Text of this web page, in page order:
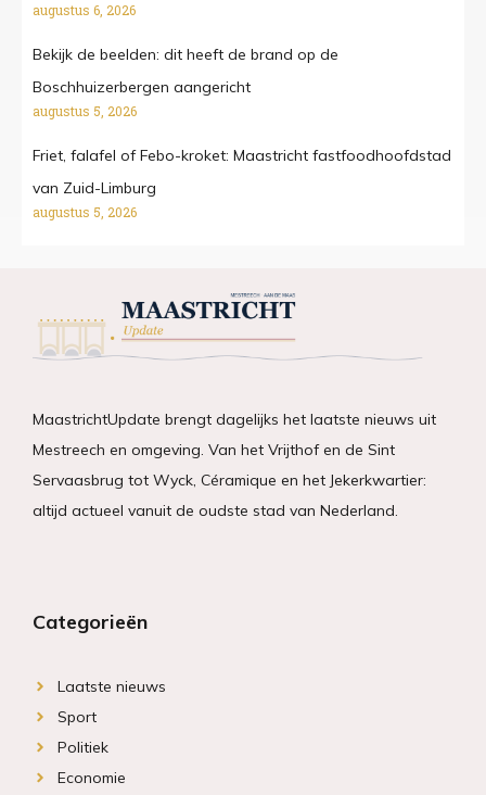
augustus 6, 2026
Bekijk de beelden: dit heeft de brand op de
Boschhuizerbergen aangericht
augustus 5, 2026
Friet, falafel of Febo-kroket: Maastricht fastfoodhoofdstad
van Zuid-Limburg
augustus 5, 2026
MaastrichtUpdate brengt dagelijks het laatste nieuws uit
Mestreech en omgeving. Van het Vrijthof en de Sint
Servaasbrug tot Wyck, Céramique en het Jekerkwartier:
altijd actueel vanuit de oudste stad van Nederland.
Categorieën
Laatste nieuws
Sport
Politiek
Economie